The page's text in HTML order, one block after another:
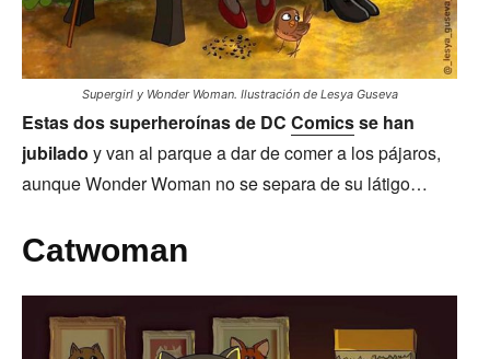
Supergirl y Wonder Woman. Ilustración de Lesya Guseva
Estas dos superheroínas de DC Comicsse han
jubilado y van al parque a dar de comer a los pájaros,
aunque Wonder Woman no se separa de su látigo…
Catwoman